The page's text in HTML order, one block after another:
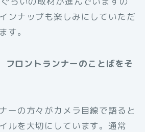
ンナップも楽しみにしていただ
す。
フロントランナーのことばをそ
ーの方々がカメラ目線で語ると
ルを大切にしています。通常